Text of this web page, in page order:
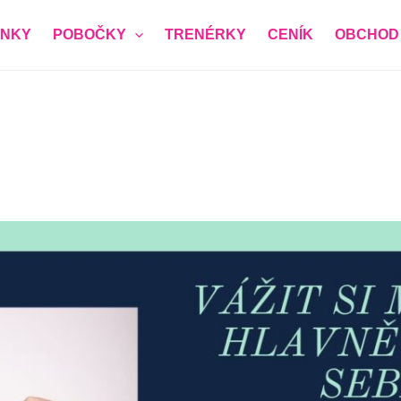
POBOČKY TRENÉRKY CENÍK OBCHOD
vám zavolá a domluví přesný čas nezávazné návštěvy)*